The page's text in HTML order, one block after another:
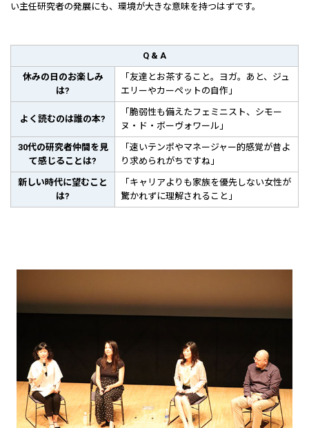
い主任研究者の発展にも、環境が大きな意味を持つはずです。
Q & A
休みの日のお楽しみ
は?
「友達とお茶すること。ヨガ。あと、ジュ
エリーやカーペットの自作」
よく読むのは誰の本?
「脆弱性も備えたフェミニスト、シモー
ヌ・ド・ボーヴォワール」
30代の研究者仲間を見
て感じることは?
「速いテンポやマネージャー的感覚が昔よ
り求められがちですね」
新しい時代に望むこと
は?
「キャリアよりも家族を優先しない女性が
驚かれずに理解されること」